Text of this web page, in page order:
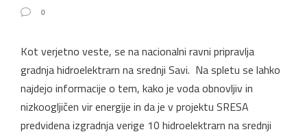
0
Kot verjetno veste, se na nacionalni ravni pripravlja
gradnja hidroelektrarn na srednji Savi. Na spletu se lahko
najdejo informacije o tem, kako je voda obnovljiv in
nizkoogljičen vir energije in da je v projektu SRESA
predvidena izgradnja verige 10 hidroelektrarn na srednji